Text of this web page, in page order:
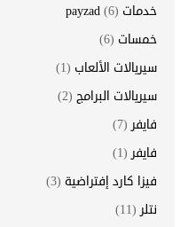
خدمات payzad (6)
خمسات (6)
سيريالات الألعاب (1)
سيريالات البرامج (2)
فايفر (7)
فايفر (1)
فيزا كارد إفتراضية (3)
نتلر (11)